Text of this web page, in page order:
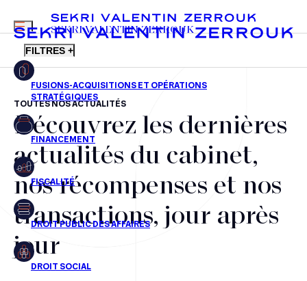
FR EN
MENU
SEKRI VALENTIN ZERROUK
FILTRES +
Fusions-acquisitions et opérations stratégiques
Financement
Fiscalité
Droit public des affaires
Droit social
TOUTES NOS ACTUALITÉS
Découvrez les dernières
actualités du cabinet,
nos récompenses et nos
transactions, jour après
jour